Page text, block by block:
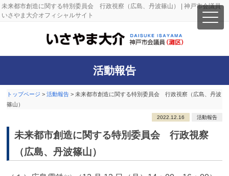
未来都市創造に関する特別委員会 行政視察（広島、丹波篠山） | 神戸市会議員
いさやま大介オフィシャルサイト
活動報告
トップページ >活動報告 >未来都市創造に関する特別委員会 行政視察（広島、丹波
篠山）
2022.12.16 活動報告
未来都市創造に関する特別委員会 行政視察
（広島、丹波篠山）